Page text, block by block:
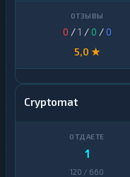
0 /1 /0 /0
5,0 ★
Cryptomat
1
120 / 660